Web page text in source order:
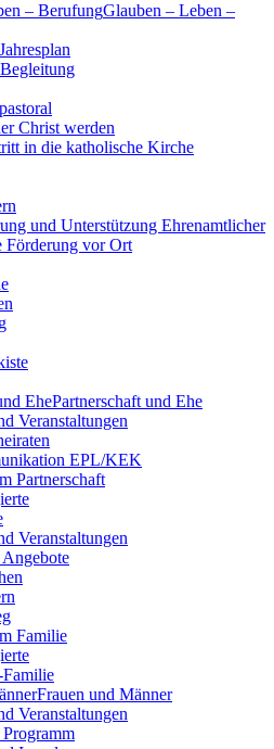
Glauben – Leben –
Christ werden
in die katholische Kirche
und Unterstützung Ehrenamtlicher
Förderung vor Ort
Partnerschaft und Ehe
Veranstaltungen
EPL/KEK
Partnerschaft
Veranstaltungen
Familie
Frauen und Männer
Veranstaltungen